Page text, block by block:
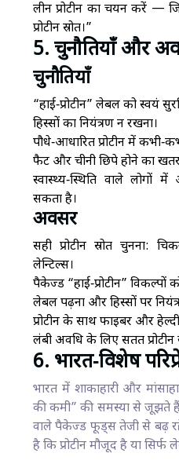
लीन प्रोटीन का चयन करें —
प्रोटीन स्रोत।”
5. चुनौतियाँ और
चुनौतियाँ
“हाई‑प्रोटीन” लेबल को स्वयं
हिस्सों का नियंत्रण न रखना।
पौधे‑आधारित प्रोटीन में
फैट और चीनी छिपे होने का
स्वास्थ्य‑स्थिति वाले लोगों
सकता है।
अवसर
सही प्रोटीन स्रोत चुनना:
लेन्टिल्स।
पैकेज्ड “हाई‑प्रोटीन” विकल्पों
लेबल पढ़ना और हिस्सों पर
प्रोटीन के साथ फाइबर और
लंबी अवधि के लिए सतत प्रोटीन
6. भारत‑विशेष
भारत में शाकाहारी और
की कमी” की समस्या से जूझते हैं।
वाले पैकेज्ड फूड्स तेजी से बढ़
है कि प्रोटीन मौजूद है या सिर्फ